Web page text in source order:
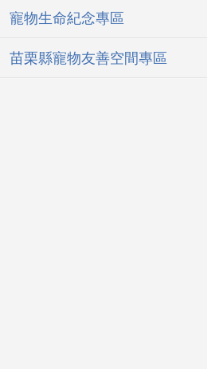
寵物生命紀念專區
苗栗縣寵物友善空間專區